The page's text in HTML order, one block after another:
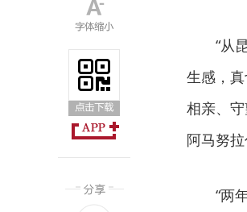
“从
生感，
相亲、
阿马努拉
“两